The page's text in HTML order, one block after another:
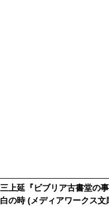
三上延『ビブリア古書堂の
白の時 (メディアワークス